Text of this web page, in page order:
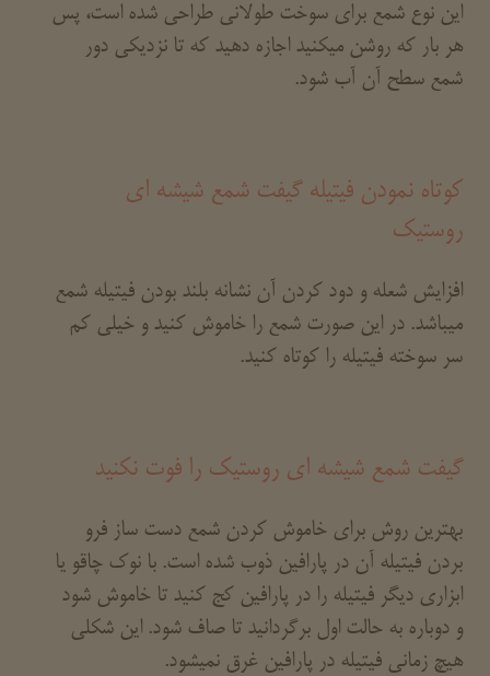
این نوع شمع برای سوخت طولانی طراحی شده است، پس
هر بار که روشن میکنید اجازه دهید که تا نزدیکی دور
شمع سطح آن آب شود.
کوتاه نمودن فیتیله گیفت شمع شیشه ای
روستیک
افزایش شعله و دود کردن آن نشانه بلند بودن فیتیله شمع
میباشد. در این صورت شمع را خاموش کنید و خیلی کم
سر سوخته فیتیله را کوتاه کنید.
گیفت شمع شیشه ای روستیک را فوت نکنید
بهترین روش برای خاموش کردن شمع دست ساز فرو
بردن فیتیله آن در پارافین ذوب شده است. با نوک چاقو یا
ابزاری دیگر فیتیله را در پارافین کج کنید تا خاموش شود
و دوباره به حالت اول برگردانید تا صاف شود. این شکلی
هیچ زمانی فیتیله در پارافین غرق نمیشود.